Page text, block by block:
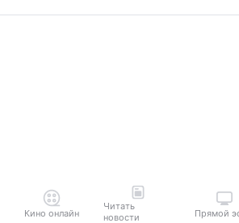
Кино онлайн
Читать
новости
Прямой